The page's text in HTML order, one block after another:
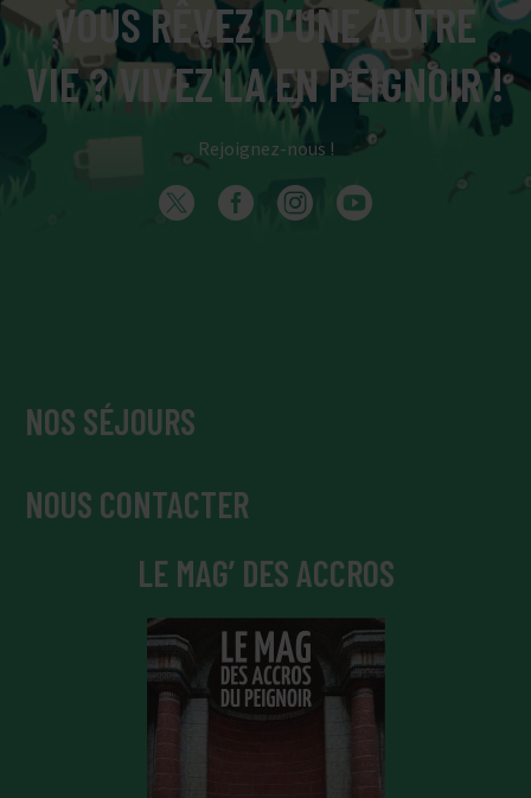
VOUS RÊVEZ D’UNE AUTRE
VIE ? VIVEZ LA EN PEIGNOIR !
Rejoignez-nous !
NOS SÉJOURS
NOUS CONTACTER
LE MAG’ DES ACCROS